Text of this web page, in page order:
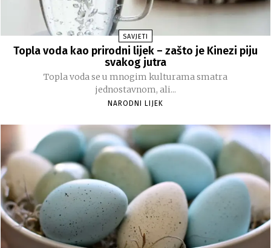
SAVJETI
Topla voda kao prirodni lijek – zašto je Kinezi piju
svakog jutra
Topla voda se u mnogim kulturama smatra
jednostavnom, ali...
NARODNI LIJEK